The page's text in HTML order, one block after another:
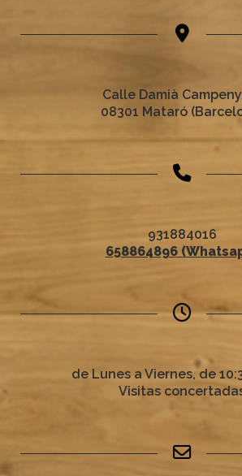
Calle Damià
08301 Mataró
931884016
658864896
de Lunes a Viernes, de
Visitas